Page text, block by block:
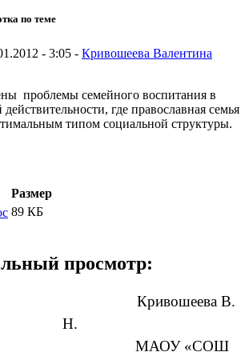
по теме
- 3:05 - Кривошеева Валентина
проблемы семейного воспитания в
где православная семья
типом социальной структуры.
Размер
89 КБ
просмотр:
В.
Н.
«СОШ